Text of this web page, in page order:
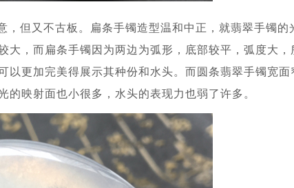
，但又不古板。扁条手镯造型温和中正，就翡翠手镯的
大，而扁条手镯因为两边为弧形，底部较平，弧度大，
以更加完美得展示其种份和水头。而圆条翡翠手镯宽面
映射面也小很多，水头的表现力也弱了许多。